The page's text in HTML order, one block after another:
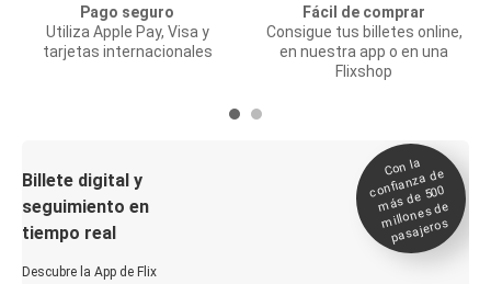
Pago seguro
Utiliza Apple Pay, Visa y
tarjetas internacionales
Fácil de comprar
Consigue tus billetes online,
en nuestra app o en una
Flixshop
Billete digital y
seguimiento en
tiempo real
Descubre la App de Flix
Con la
confianza de
más de 500
millones de
pasajeros